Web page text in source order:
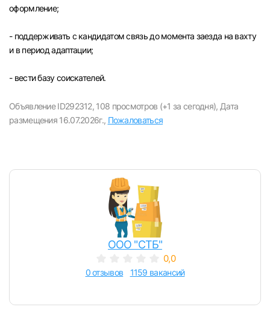
Вход в личный кабинет
Войдите в личный кабинет, чтобы
вакансии с контактами и оставлять отклики
E-mail или Телефон
или любым удобным способом
Войти с VK ID
оформление;
- поддерживать с кандидатом связь до момента заезда на вахту
и в период адаптации;
- вести базу соискателей.
Объявление ID292312, 108 просмотров (+1 за сегодня), Дата
размещения 16.07.2026г., Пожаловаться
ООО "СТБ"
0,0
0 отзывов 1159 вакансий